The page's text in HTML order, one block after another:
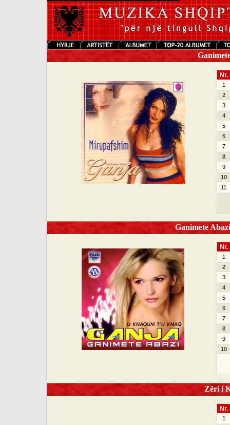
Nr.
1
2
3
4
5
6
7
8
9
10
11
Ganimete
Nr.
1
2
3
4
5
6
7
8
9
10
Zëri i
Nr.
1